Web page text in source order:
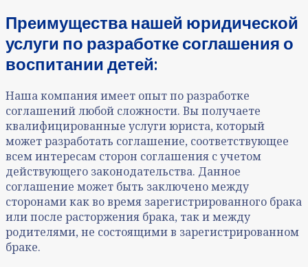
Преимущества нашей юридической
услуги по разработке соглашения о
воспитании детей:
Наша компания имеет опыт по разработке
соглашений любой сложности. Вы получаете
квалифицированные услуги юриста, который
может разработать соглашение, соответствующее
всем интересам сторон соглашения с учетом
действующего законодательства. Данное
соглашение может быть заключено между
сторонами как во время зарегистрированного брака
или после расторжения брака, так и между
родителями, не состоящими в зарегистрированном
браке.